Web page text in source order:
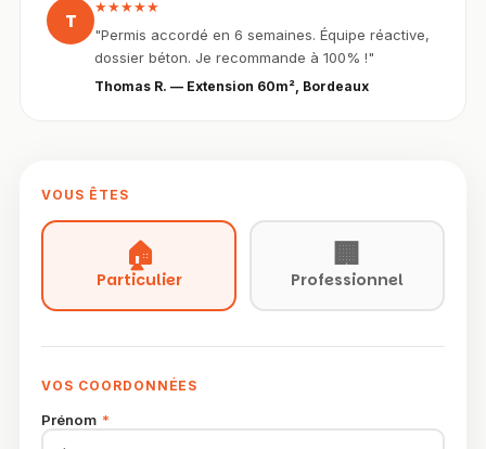
T
★★★★★
"Permis accordé en 6 semaines. Équipe réactive,
dossier béton. Je recommande à 100% !"
Thomas R. — Extension 60m², Bordeaux
VOUS ÊTES
🏠
Particulier
🏢
Professionnel
VOS COORDONNÉES
Prénom *